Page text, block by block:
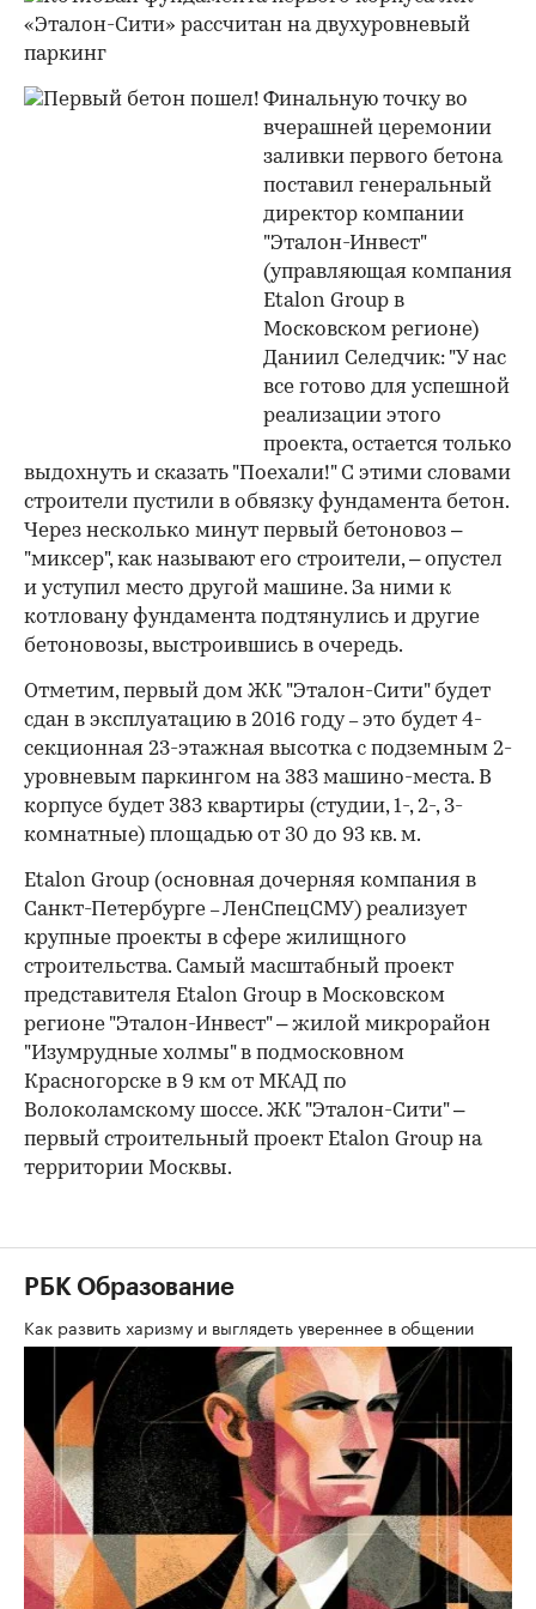
Финальную точку во
вчерашней церемонии
заливки первого бетона
поставил генеральный
директор компании
"Эталон-Инвест"
(управляющая компания
Etalon Group в
Московском регионе)
Даниил Селедчик: "У нас
все готово для успешной
реализации этого
проекта, остается только
выдохнуть и сказать "Поехали!" С этими словами
строители пустили в обвязку фундамента бетон.
Через несколько минут первый бетоновоз –
"миксер", как называют его строители, – опустел
и уступил место другой машине. За ними к
котловану фундамента подтянулись и другие
бетоновозы, выстроившись в очередь.
Отметим, первый дом ЖК "Эталон-Сити" будет
сдан в эксплуатацию в 2016 году –это будет 4-
секционная 23-этажная высотка с подземным 2-
уровневым паркингом на 383 машино-места. В
корпусе будет 383 квартиры (студии, 1-, 2-, 3-
комнатные) площадью от 30 до 93 кв. м.
Etalon Group (основная дочерняя компания в
Санкт-Петербурге –ЛенСпецСМУ) реализует
крупные проекты в сфере жилищного
строительства. Самый масштабный проект
представителя Etalon Group в Московском
регионе "Эталон-Инвест" – жилой микрорайон
"Изумрудные холмы" в подмосковном
Красногорске в 9 км от МКАД по
Волоколамскому шоссе. ЖК "Эталон-Сити" –
первый строительный проект Etalon Group на
территории Москвы.
РБК Образование
Как развить харизму и выглядеть увереннее в общении